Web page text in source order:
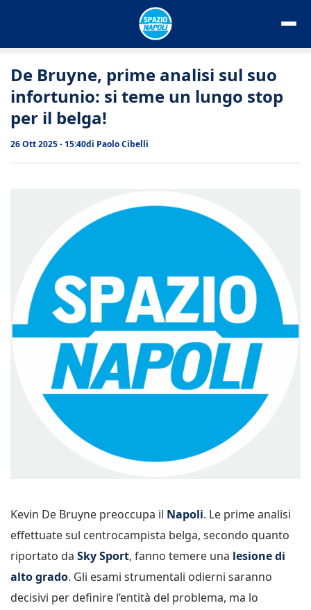
De Bruyne, prime analisi sul suo
infortunio: si teme un lungo stop
per il belga!
26 Ott 2025 - 15:40di Paolo Cibelli
Kevin De Bruyne preoccupa il Napoli. Le prime analisi
effettuate sul centrocampista belga, secondo quanto
riportato da Sky Sport, fanno temere una lesione di
alto grado. Gli esami strumentali odierni saranno
decisivi per definire l’entità del problema, ma lo